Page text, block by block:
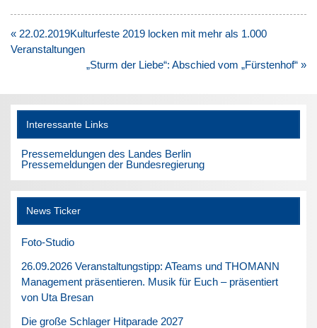
Beitragsnavigation
« 22.02.2019Kulturfeste 2019 locken mit mehr als 1.000
Veranstaltungen
„Sturm der Liebe“: Abschied vom „Fürstenhof“ »
Interessante Links
Pressemeldungen des Landes Berlin
Pressemeldungen der Bundesregierung
News Ticker
Foto-Studio
26.09.2026 Veranstaltungstipp: ATeams und THOMANN
Management präsentieren. Musik für Euch – präsentiert
von Uta Bresan
Die große Schlager Hitparade 2027